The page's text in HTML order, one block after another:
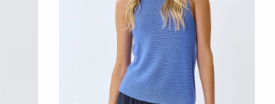
ДОБАВИТЬ В КОРЗИНУ
46 48 50